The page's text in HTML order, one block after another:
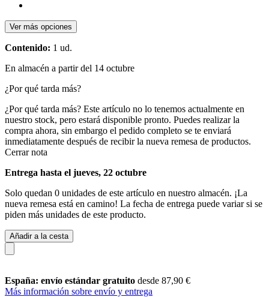
Ver más opciones
Contenido: 1 ud.
En almacén a partir del 14 octubre
¿Por qué tarda más?
¿Por qué tarda más? Este artículo no lo tenemos actualmente en
nuestro stock, pero estará disponible pronto. Puedes realizar la
compra ahora, sin embargo el pedido completo se te enviará
inmediatamente después de recibir la nueva remesa de productos.
Cerrar nota
Entrega hasta el jueves, 22 octubre
Solo quedan 0 unidades de este artículo en nuestro almacén. ¡La
nueva remesa está en camino! La fecha de entrega puede variar si se
piden más unidades de este producto.
Añadir a la cesta
España: envío estándar gratuito desde 87,90 €
Más información sobre envío y entrega